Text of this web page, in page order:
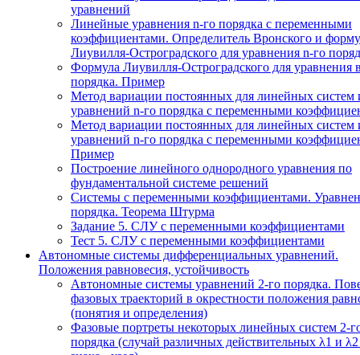
уравнений
Линейные уравнения n-го порядка с переменными
коэффициентами. Определитель Вронского и
Лиувилля-Остроградского для уравнения n-го
Формула Лиувилля-Остроградского для уравнения
порядка. Пример
Метод вариации постоянных для линейных систем
уравнений n-го порядка с переменными
Метод вариации постоянных для линейных систем
уравнений n-го порядка с переменными
Пример
Построение линейного однородного уравнения по
фундаментальной системе решений
Системы с переменными коэффициентами.
порядка. Теорема Штурма
Задание 5. СЛУ с переменными коэффициентами
Тест 5. СЛУ с переменными коэффициентами
Автономные системы дифференциальных уравнений.
Положения равновесия, устойчивость
Автономные системы уравнений 2-го порядка.
фазовых траекторий в окрестности положения
(понятия и определения)
Фазовые портреты некоторых линейных систем 2-
порядка (случай различных действительных λ1 и